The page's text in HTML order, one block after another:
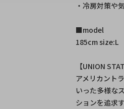
・冷房対策や
■model
185cm size:L
【UNION
アメリカント
いった多様な
ションを追求